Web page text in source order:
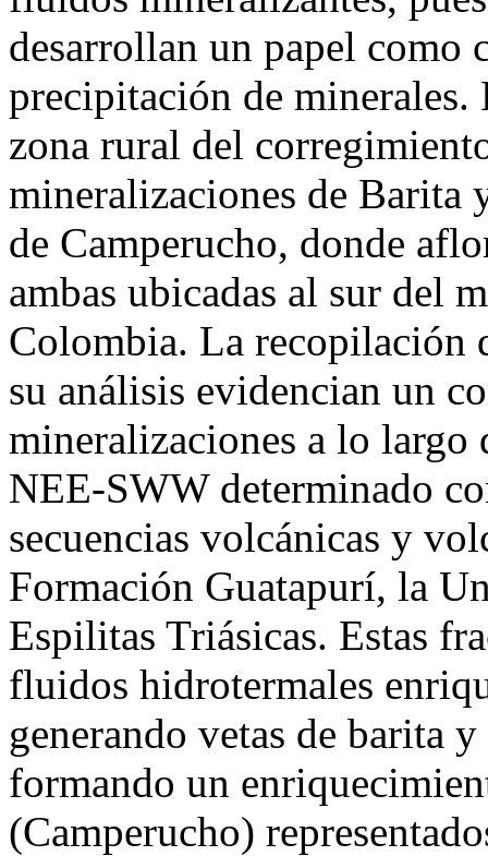
desarrollan un papel como
precipitación de minerales.
zona rural del
mineralizaciones de Barita
de Camperucho, donde
ambas ubicadas al sur del
Colombia. La recopilación
su análisis evidencian un
mineralizaciones a lo largo
NEE-SWW determinado
secuencias volcánicas y
Formación Guatapurí, la
Espilitas Triásicas. Estas
fluidos hidrotermales
generando vetas de barita
formando un
(Camperucho)